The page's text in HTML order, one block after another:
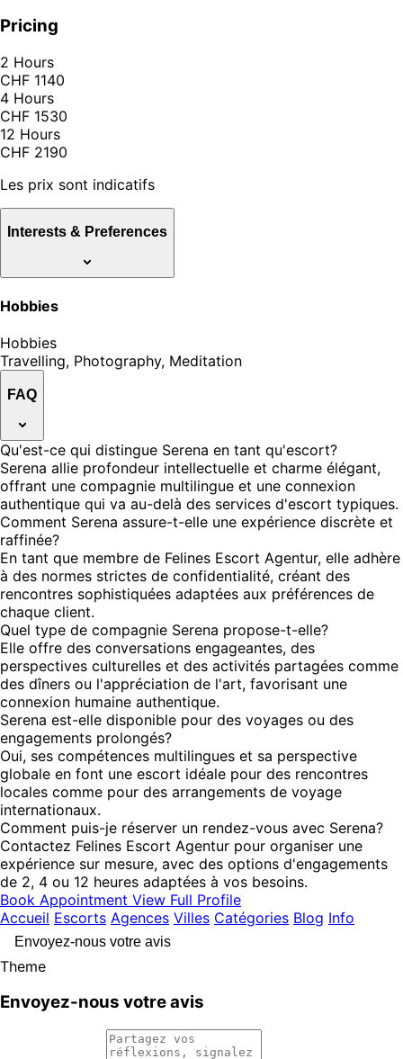
Pricing
2 Hours
CHF 1140
4 Hours
CHF 1530
12 Hours
CHF 2190
Les prix sont indicatifs
Interests & Preferences
Hobbies
Hobbies
Travelling, Photography, Meditation
FAQ
Qu'est-ce qui distingue Serena en tant qu'escort?
Serena allie profondeur intellectuelle et charme élégant,
offrant une compagnie multilingue et une connexion
authentique qui va au-delà des services d'escort typiques.
Comment Serena assure-t-elle une expérience discrète et
raffinée?
En tant que membre de Felines Escort Agentur, elle adhère
à des normes strictes de confidentialité, créant des
rencontres sophistiquées adaptées aux préférences de
chaque client.
Quel type de compagnie Serena propose-t-elle?
Elle offre des conversations engageantes, des
perspectives culturelles et des activités partagées comme
des dîners ou l'appréciation de l'art, favorisant une
connexion humaine authentique.
Serena est-elle disponible pour des voyages ou des
engagements prolongés?
Oui, ses compétences multilingues et sa perspective
globale en font une escort idéale pour des rencontres
locales comme pour des arrangements de voyage
internationaux.
Comment puis-je réserver un rendez-vous avec Serena?
Contactez Felines Escort Agentur pour organiser une
expérience sur mesure, avec des options d'engagements
de 2, 4 ou 12 heures adaptées à vos besoins.
Book Appointment View Full Profile
Accueil Escorts Agences Villes Catégories Blog Info
Envoyez-nous votre avis
Theme
Envoyez-nous votre avis